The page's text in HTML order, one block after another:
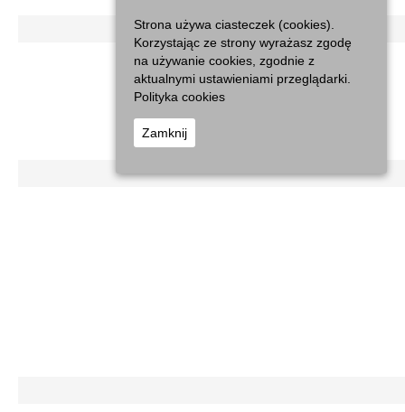
Strona używa ciasteczek (cookies).
Korzystając ze strony wyrażasz zgodę
na używanie cookies, zgodnie z
aktualnymi ustawieniami przeglądarki.
Polityka cookies
Zamknij